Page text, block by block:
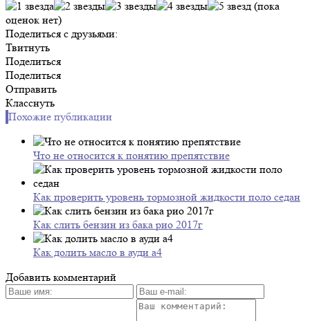
(пока
оценок нет)
Поделиться с друзьями:
Твитнуть
Поделиться
Поделиться
Отправить
Класснуть
Похожие публикации
Что не относится к понятию препятствие
Как проверить уровень тормозной жидкости поло седан
Как слить бензин из бака рио 2017г
Как долить масло в ауди а4
Добавить комментарий